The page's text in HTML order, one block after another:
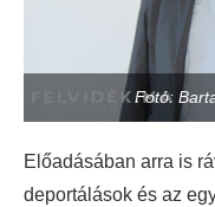
Fotó:
Előadásában arra is
deportálások és az